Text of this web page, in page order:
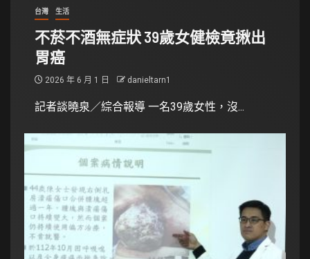
台灣 生活
不菸不酒無症狀 39歲女健檢竟揪出
胃癌
2026 年 6 月 1 日 danieltarn1
記者談曉泉／綜合報導 一名39歲女性，沒...